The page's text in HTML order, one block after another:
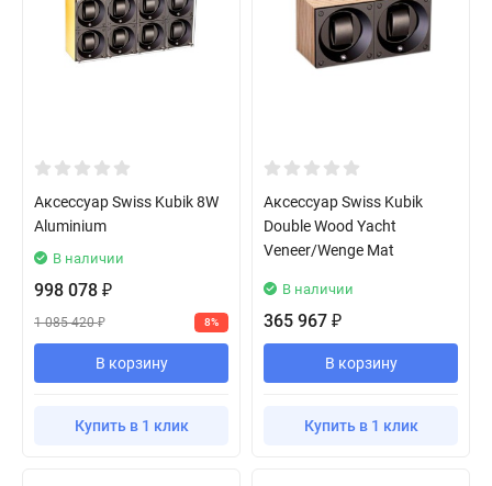
Аксессуар Swiss Kubik 8W
Aluminium
В наличии
998 078 ₽
1 085 420₽ 8%
В корзину
Купить в 1 клик
Аксессуар Swiss Kubik
Double Wood Yacht
Veneer/Wenge Mat
В наличии
365 967 ₽
В корзину
Купить в 1 клик